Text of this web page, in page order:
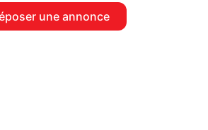
une annonce